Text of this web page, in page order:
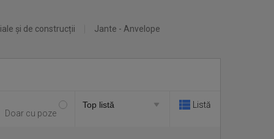
și de construcții Jante - Anvelope
Doar cu poze
Listă